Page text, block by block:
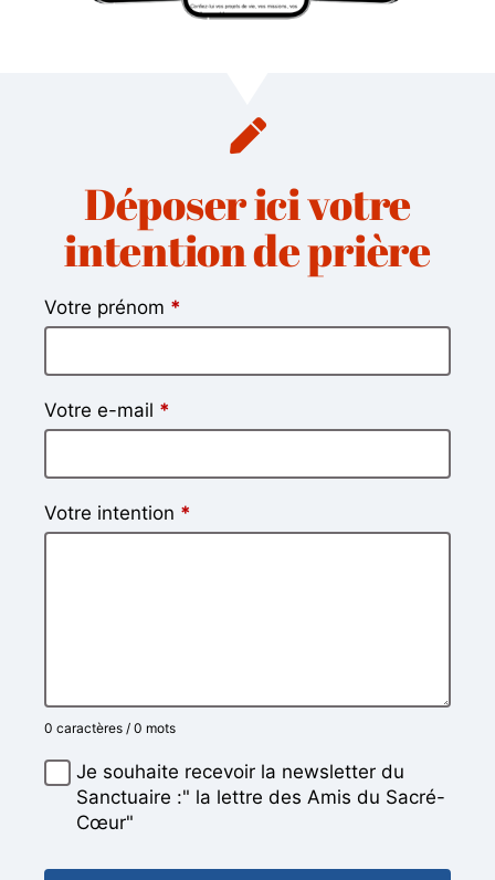
Déposer ici votre
intention de prière
Votre prénom *
Votre e-mail *
Votre intention *
0 caractères / 0 mots
Je souhaite recevoir la newsletter du
Sanctuaire :" la lettre des Amis du Sacré-
Cœur"